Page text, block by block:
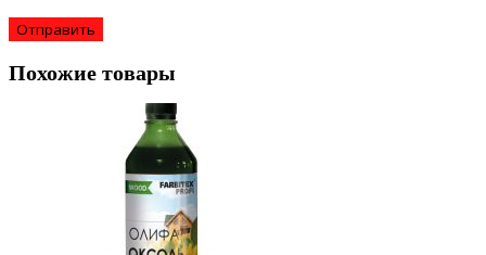
Похожие товары